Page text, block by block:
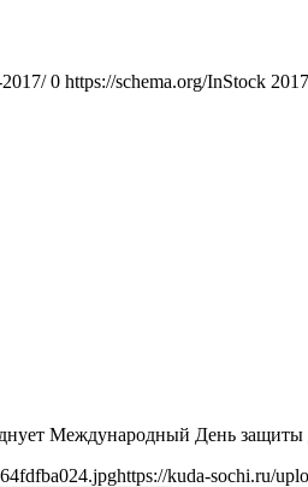
0 https://schema.org/InStock
Международный День защиты
https://kuda-sochi.ru/